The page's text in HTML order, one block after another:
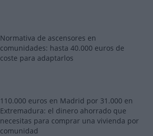
Normativa de ascensores en
comunidades: hasta 40.000 euros de
coste para adaptarlos
110.000 euros en Madrid por 31.000 en
Extremadura: el dinero ahorrado que
necesitas para comprar una vivienda por
comunidad